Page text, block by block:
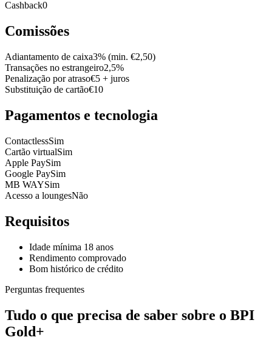
Cashback0
Comissões
Adiantamento de caixa3% (min. €2,50)
Transações no estrangeiro2,5%
Penalização por atraso€5 + juros
Substituição de cartão€10
Pagamentos e tecnologia
ContactlessSim
Cartão virtualSim
Apple PaySim
Google PaySim
MB WAYSim
Acesso a loungesNão
Requisitos
Idade mínima 18 anos
Rendimento comprovado
Bom histórico de crédito
Perguntas frequentes
Tudo o que precisa de saber sobre o BPI
Gold+